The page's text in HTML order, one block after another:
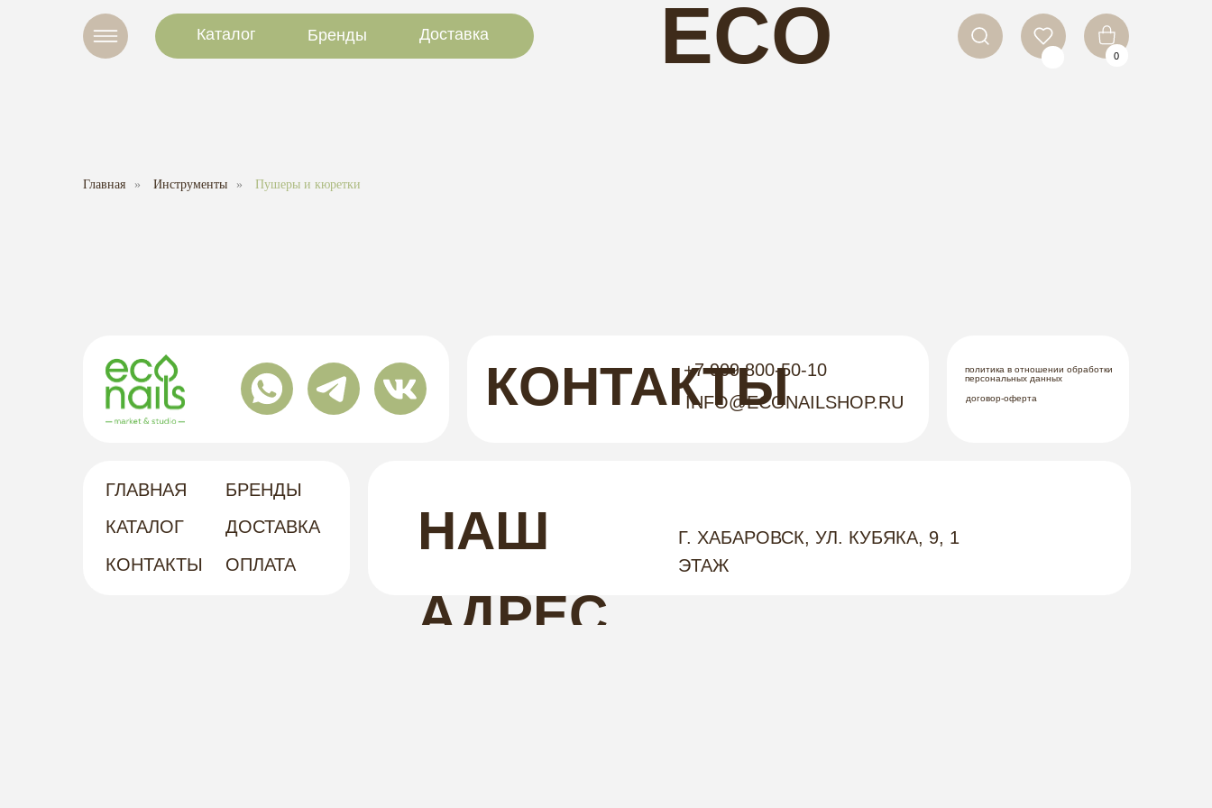
0
ECO
Доставка
Каталог Бренды
Главная » Инструменты » Пушеры и кюретки
КОНТАКТЫ
КАТАЛОГ
БРЕНДЫ
ОПЛАТА
ДОСТАВКА
КОНТАКТЫ
ГЛАВНАЯ
+7 909 800-50-10
INFO@ECONAILSHOP.RU
Г. ХАБАРОВСК, УЛ. КУБЯКА, 9, 1
ЭТАЖ
НАШ
АДРЕС
политика в отношении обработки
персональных данных
договор-оферта